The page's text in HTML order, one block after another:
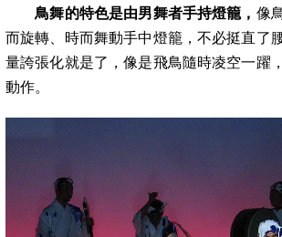
鳥舞的特色是由男舞者手持燈籠， 像
而旋轉、時而舞動手中燈籠，不必挺直了
量誇張化就是了，像是飛鳥隨時凌空一躍
動作。